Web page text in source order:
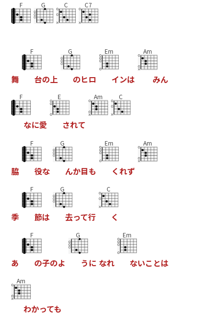
F G C C7
舞
F
台の上
G
のヒロ
Em
インは
Am
みん
F
なに愛
E
されて
Am C
脇
F
役な
G
んか目も
Em
く れず
Am
季
F
節は
G
去って行
C
く
あ
F
の子のよ
G
う に なれ
Em
ないこ とは
Am
わかっても